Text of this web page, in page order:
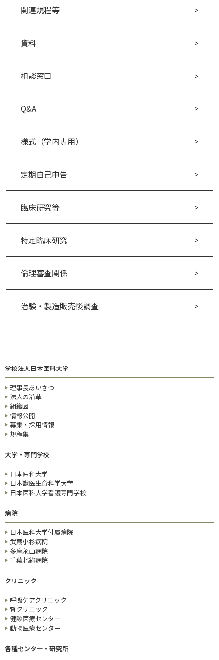
関連規程等
資料
相談窓口
Q&A
様式（学内専用）
定期自己申告
臨床研究等
特定臨床研究
倫理審査関係
治験・製造販売後調査
学校法人日本医科大学
理事長あいさつ
法人の沿革
組織図
情報公開
募集・採用情報
規程集
大学・専門学校
日本医科大学
日本獣医生命科学大学
日本医科大学看護専門学校
病院
日本医科大学付属病院
武蔵小杉病院
多摩永山病院
千葉北総病院
クリニック
呼吸ケアクリニック
腎クリニック
健診医療センター
動物医療センター
各種センター・研究所